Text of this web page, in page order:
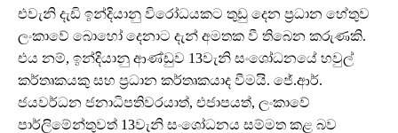
එවැනි දැඩි ඉන්දියානු විරෝධයකට තුඩු දෙන ප්‍රධාන හේතුව
ලංකාවේ බොහෝ දෙනාට දැන් අමතක වී තිබෙන කරුණකි.
එය නම්, ඉන්දියානු ආණ්ඩුව 13වැනි සංශෝධනයේ හවුල්
කර්තෘකයකු සහ ප්‍රධාන කර්තෘකයාද වීමයි. ජේ.ආර්.
ජයවර්ධන ජනාධිපතිවරයාත්, එජාපයත්, ලංකාවේ
පාර්ලිමේන්තුවත් 13වැනි සංශෝධනය සම්මත කළ බව